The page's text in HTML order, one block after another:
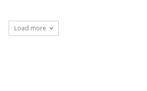
Load more